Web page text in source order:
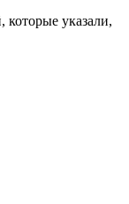
которые указали,